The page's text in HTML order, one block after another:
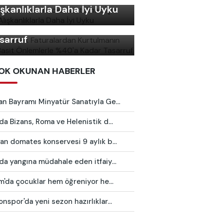
Daha İyi Uyku
Yolu: Basit
%40'a Kadar
OKUNAN HABERLER
Bayramı Minyatür Sanatıyla Ge...
Bizans, Roma ve Helenistik d...
domates konservesi 9 aylık b...
yangına müdahale eden itfaiy...
çocuklar hem öğreniyor he...
yeni sezon hazırlıklar...